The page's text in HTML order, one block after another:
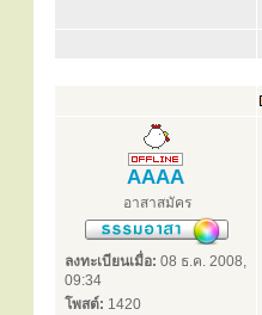
AAAA
อาสาสมัคร
ลงทะเบียนเมื่อ: 08 ธ.ค. 2008,
09:34
โพสต์: 1420